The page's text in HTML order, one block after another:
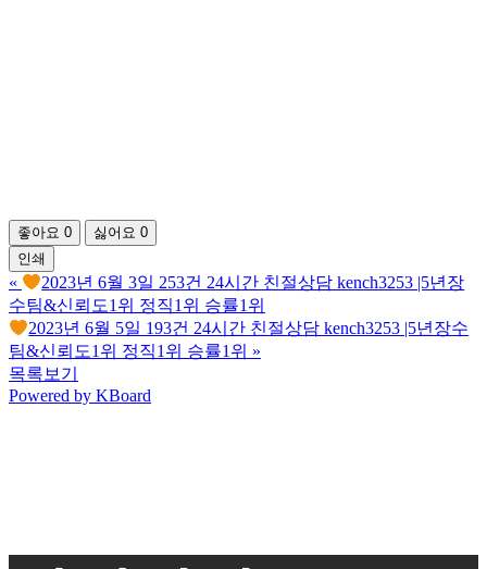
좋아요 0 싫어요 0
인쇄
«
2023년 6월 3일 253건 24시간 친절상담 kench3253 |5년장
수팀&신뢰도1위 정직1위 승률1위
2023년 6월 5일 193건 24시간 친절상담 kench3253 |5년장수
팀&신뢰도1위 정직1위 승률1위 »
목록보기
Powered by KBoard